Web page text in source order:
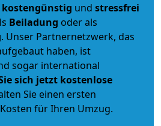
kostengünstig und stressfrei
Beiladung oder als
. Unser Partnernetzwerk, das
haben, ist
sogar international
sich jetzt kostenlose
Sie einen ersten
für Ihren Umzug.